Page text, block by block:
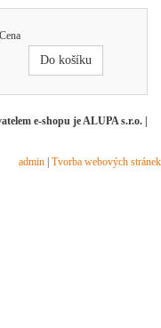
Cena
Do košíku
e-shopu je ALUPA s.r.o. |
admin Tvorba webových stránek